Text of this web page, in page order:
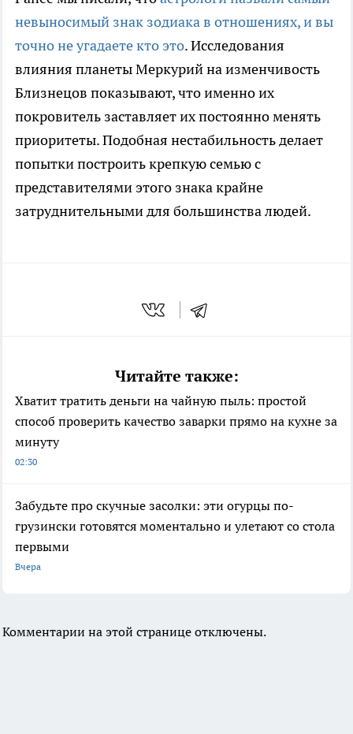
невыносимый знак зодиака в отношениях, и вы
точно не угадаете кто это. Исследования
влияния планеты Меркурий на изменчивость
Близнецов показывают, что именно их
покровитель заставляет их постоянно менять
приоритеты. Подобная нестабильность делает
попытки построить крепкую семью с
представителями этого знака крайне
затруднительными для большинства людей.
Читайте также:
Хватит тратить деньги на чайную пыль: простой
способ проверить качество заварки прямо на кухне за
минуту
02:30
Забудьте про скучные засолки: эти огурцы по-
грузински готовятся моментально и улетают со стола
первыми
Вчера
Комментарии на этой странице отключены.